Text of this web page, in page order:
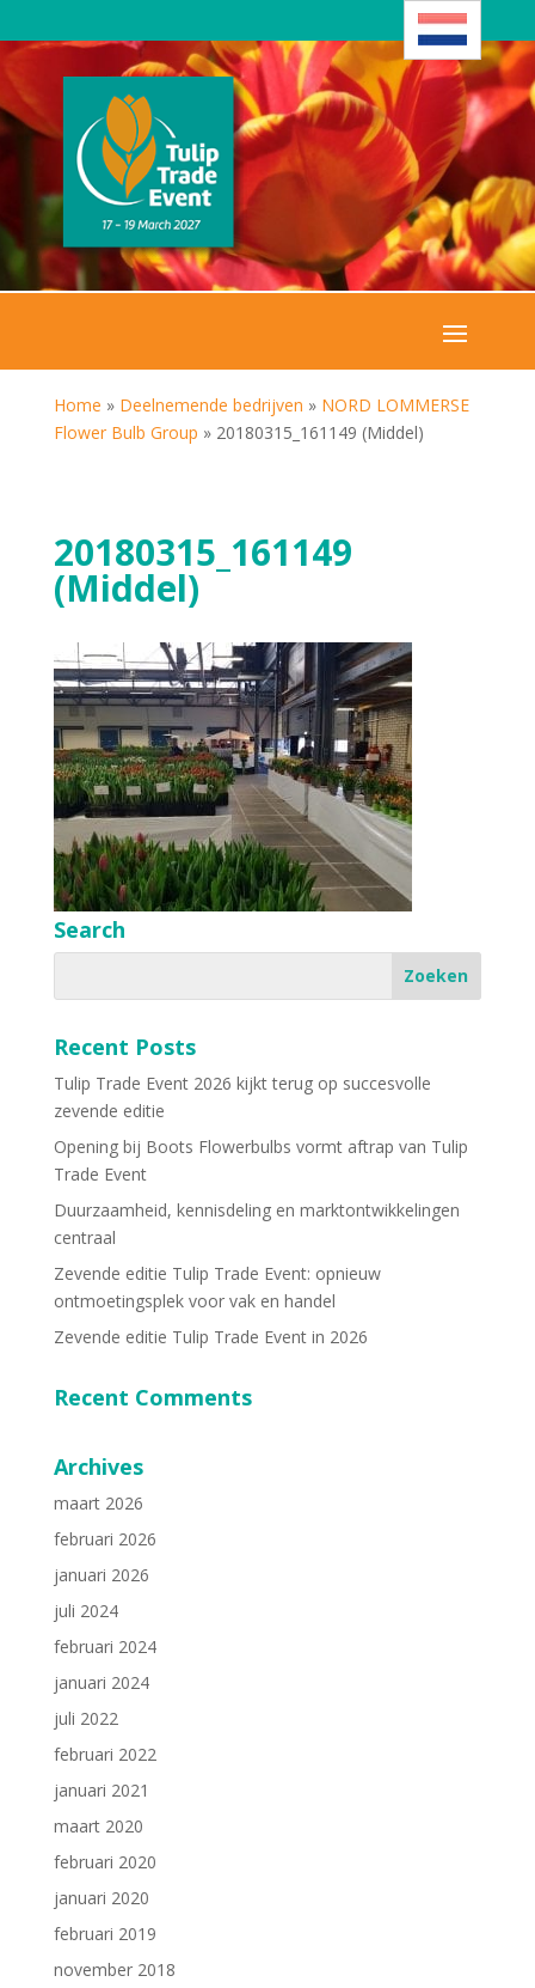
Home » Deelnemende bedrijven » NORD LOMMERSE
Flower Bulb Group » 20180315_161149 (Middel)
20180315_161149
(Middel)
Search
Recent Posts
Tulip Trade Event 2026 kijkt terug op succesvolle
zevende editie
Opening bij Boots Flowerbulbs vormt aftrap van Tulip
Trade Event
Duurzaamheid, kennisdeling en marktontwikkelingen
centraal
Zevende editie Tulip Trade Event: opnieuw
ontmoetingsplek voor vak en handel
Zevende editie Tulip Trade Event in 2026
Recent Comments
Archives
maart 2026
februari 2026
januari 2026
juli 2024
februari 2024
januari 2024
juli 2022
februari 2022
januari 2021
maart 2020
februari 2020
januari 2020
februari 2019
november 2018